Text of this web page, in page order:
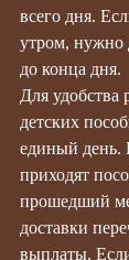
всего дня.
утром, нужно
до конца дня.
Для удобства
детских
единый день.
приходят
прошедший
доставки
выплаты.